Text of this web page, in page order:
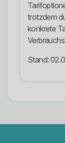
trotzdem
konkrete
Stand: